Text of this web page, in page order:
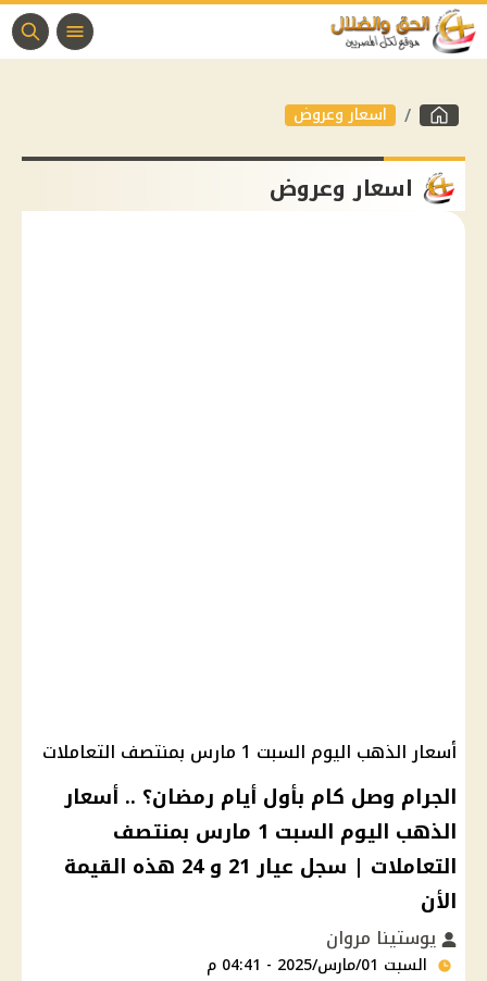
اسعار وعروض
اسعار وعروض
أسعار الذهب اليوم السبت 1 مارس بمنتصف التعاملات
الجرام وصل كام بأول أيام رمضان؟ .. أسعار
الذهب اليوم السبت 1 مارس بمنتصف
التعاملات | سجل عيار 21 و 24 هذه القيمة
الأن
يوستينا مروان
السبت 01/مارس/2025 - 04:41 م